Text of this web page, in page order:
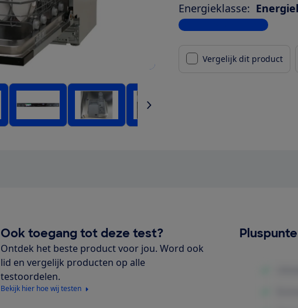
Energieklasse:
Bekijk alle specificaties
Vergelijk dit product
Ook toegang tot deze test?
Ontdek het beste product voor jou. Word ook
lid en vergelijk producten op alle
testoordelen.
Bekijk hier hoe wij testen